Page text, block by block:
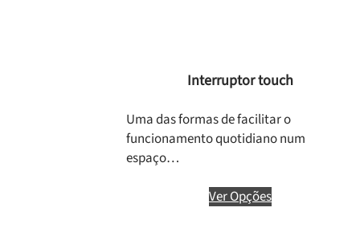
Interruptor touch
Uma das formas de facilitar o
funcionamento quotidiano num
espaço…
Ver Opções